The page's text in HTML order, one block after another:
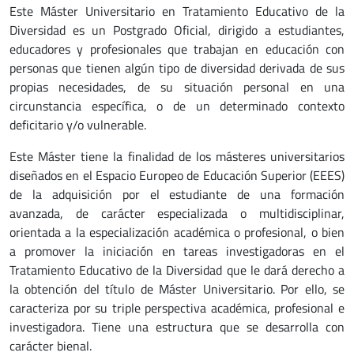
Este Máster Universitario en Tratamiento Educativo de la
Diversidad es un Postgrado Oficial, dirigido a estudiantes,
educadores y profesionales que trabajan en educación con
personas que tienen algún tipo de diversidad derivada de sus
propias necesidades, de su situación personal en una
circunstancia específica, o de un determinado contexto
deficitario y/o vulnerable.
Este Máster tiene la finalidad de los másteres universitarios
diseñados en el Espacio Europeo de Educación Superior (EEES)
de la adquisición por el estudiante de una formación
avanzada, de carácter especializada o multidisciplinar,
orientada a la especialización académica o profesional, o bien
a promover la iniciación en tareas investigadoras en el
Tratamiento Educativo de la Diversidad que le dará derecho a
la obtención del título de Máster Universitario. Por ello, se
caracteriza por su triple perspectiva académica, profesional e
investigadora. Tiene una estructura que se desarrolla con
carácter bienal.